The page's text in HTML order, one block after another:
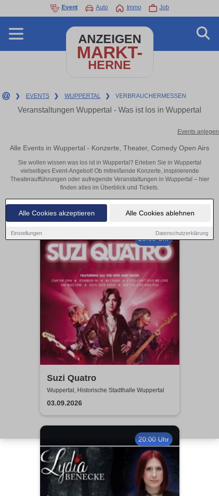
Alle Cookies akzeptieren Alle Cookies ablehnen
Einstellungen Datenschutzerklärung
Event Auto Immo Job
ANZEIGEN
MARKT-
HERNE
❯ EVENTS ❯ WUPPERTAL ❯ VERBRAUCHERMESSEN
Veranstaltungen Wuppertal - Was ist los in Wuppertal
Events anlegen
Alle Events in Wuppertal - Konzerte, Theater, Comedy Open Airs
Sie wollen wissen was los ist in Wuppertal? Erleben Sie in Wuppertal
vielseitiges Event-Angebot! Ob mitreißende Konzerte, inspirierende
Theateraufführungen oder aufregende Veranstaltungen in Wuppertal – hier
finden alles im Überblick und Tickets.
20:00 Uhr
Suzi Quatro
Wuppertal, Historische Stadthalle Wuppertal
03.09.2026
20:00 Uhr